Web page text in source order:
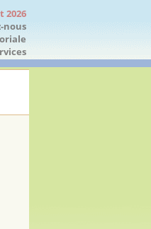
2026
nous